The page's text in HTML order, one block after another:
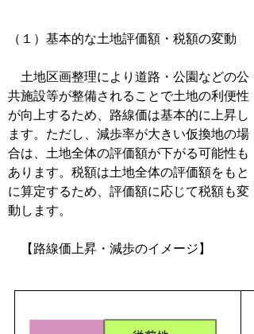
（１）基本的な土地評価額・税額の変動
土地区画整理により道路・公園などの公
共施設等が整備されることで土地の利便性
が向上するため、路線価は基本的に上昇し
ます。ただし、減歩率が大きい仮換地の場
合は、土地全体の評価額が下がる可能性も
あります。税額は土地全体の評価額をもと
に算定するため、評価額に応じて税額も変
動します。
【路線価上昇・減歩のイメージ】